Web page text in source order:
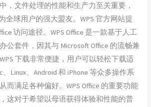
，文件处理的性能和生产力至关重要，
全球用户的强大盟友。WPS 官方网站提
访问途径。WPS Office 是一款基于人工
公套件，因其与 Microsoft Office 的流畅兼
下载非常便捷，用户可以轻松下载适
、Linux、Android 和 iPhone 等众多操作系
而满足各种偏好。WPS Office 的重要功能
这对于希望以母语获得体验和性能的普